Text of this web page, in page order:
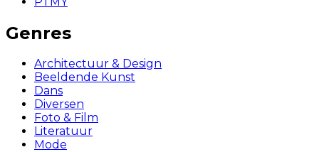
Genres
Architectuur & Design
Beeldende Kunst
Dans
Diversen
Foto & Film
Literatuur
Mode